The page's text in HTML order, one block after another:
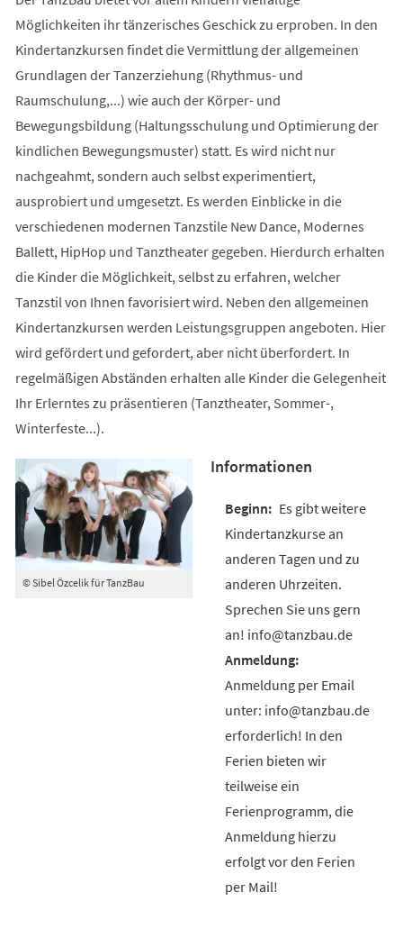
Möglichkeiten ihr tänzerisches Geschick zu erproben. In den
Kindertanzkursen findet die Vermittlung der allgemeinen
Grundlagen der Tanzerziehung (Rhythmus- und
Raumschulung,...) wie auch der Körper- und
Bewegungsbildung (Haltungsschulung und Optimierung der
kindlichen Bewegungsmuster) statt. Es wird nicht nur
nachgeahmt, sondern auch selbst experimentiert,
ausprobiert und umgesetzt. Es werden Einblicke in die
verschiedenen modernen Tanzstile New Dance, Modernes
Ballett, HipHop und Tanztheater gegeben. Hierdurch erhalten
die Kinder die Möglichkeit, selbst zu erfahren, welcher
Tanzstil von Ihnen favorisiert wird. Neben den allgemeinen
Kindertanzkursen werden Leistungsgruppen angeboten. Hier
wird gefördert und gefordert, aber nicht überfordert. In
regelmäßigen Abständen erhalten alle Kinder die Gelegenheit
Ihr Erlerntes zu präsentieren (Tanztheater, Sommer-,
Winterfeste...).
© Sibel Özcelik für TanzBau
Informationen
Es gibt weitere
Kindertanzkurse an
anderen Tagen und zu
anderen Uhrzeiten.
Sprechen Sie uns gern
an! info@tanzbau.de
Anmeldung per Email
unter: info@tanzbau.de
erforderlich! In den
Ferien bieten wir
teilweise ein
Ferienprogramm, die
Anmeldung hierzu
erfolgt vor den Ferien
per Mail!